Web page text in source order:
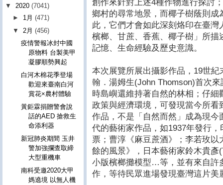
創作來針對上述4種作物進行探討
鄉村的尋常地景，而椰子樹蔭則
此，它們才會如此深刻烙印在臺
檳榔、甘蔗、香蕉、椰子樹」所
記憶、生命經驗及歷史意識。
本次展覽所展出攝影作品，19世紀
翰．湯姆生(John Thomson)首次
時島嶼還維持著自然的林相；仔
政策與經濟環境，可發現當今所
作品，不是「自然而然」成為現
代的藝術家作品，如1937年發行
票；曹淳《麻豆蔗酒》；李若玫
餘的風景》，日本藝術家鈴木貴
小版檳榔攤模型…等，並有來自許
作，等待民眾進場發現臺灣這片美
▼ 2020 (7041)
► 1月(471)
▼2月(456)
疫情警報冰封中國
原物料 台製美甲
凝膠順勢興起
白河木棉花季登場
歡迎來臺南白河
賞花×農村體驗
黃鉅霖捐贈警會說
話的AED 搶救生
命添利器
新冠肺炎期間 玉井
警加強攔查取締
大型重機車
南科受邀2020大甲
媽遶境 以無人機